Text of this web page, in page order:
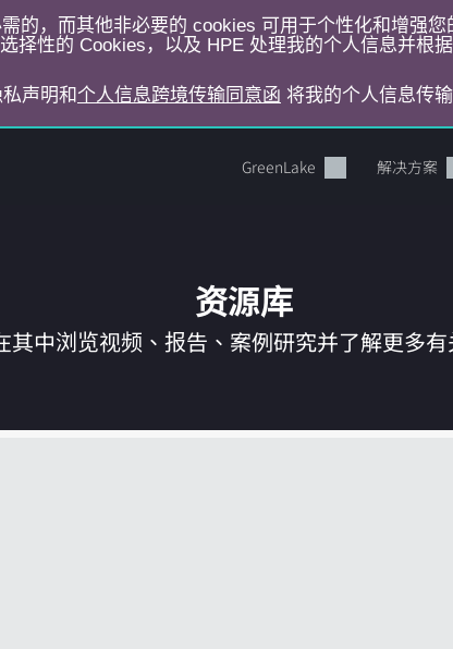
的，而其他非必要的 cookies 可用于个性化和增强您
择性的 Cookies，以及 HPE 处理我的个人信息并根据
声明和 个人信息跨境传输同意函 将我的个人信息传
GreenLake 解决方案
您的购物车目前是空的
资源库
中浏览视频、报告、案例研究并了解更多有